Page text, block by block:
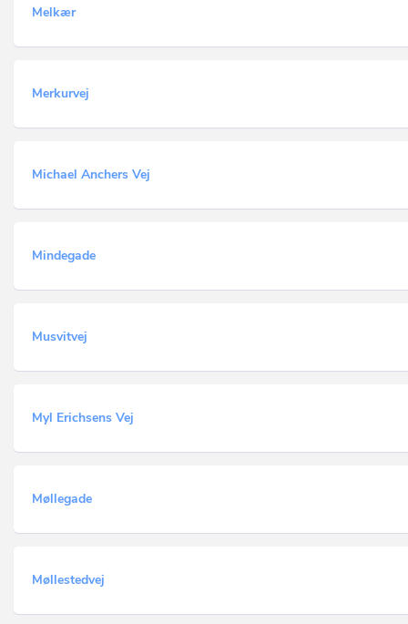
Melkær
Merkurvej
Michael Anchers Vej
Mindegade
Musvitvej
Myl Erichsens Vej
Møllegade
Møllestedvej